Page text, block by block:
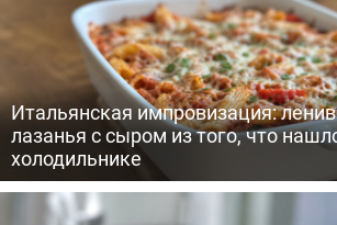
Итальянская импровизация:
лазанья с сыром из того, что
холодильнике